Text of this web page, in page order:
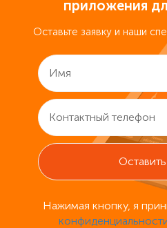
приложения
Оставьте заявку и наши
Нажимая кнопку, я